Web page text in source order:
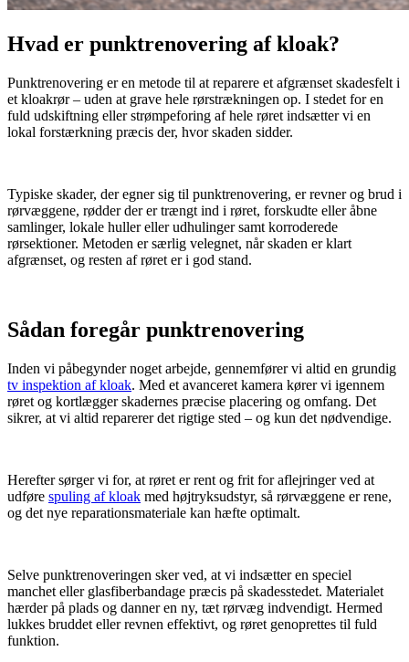
Hvad er punktrenovering af kloak?
Punktrenovering er en metode til at reparere et afgrænset skadesfelt i
et kloakrør – uden at grave hele rørstrækningen op. I stedet for en
fuld udskiftning eller strømpeforing af hele røret indsætter vi en
lokal forstærkning præcis der, hvor skaden sidder.
Typiske skader, der egner sig til punktrenovering, er revner og brud i
rørvæggene, rødder der er trængt ind i røret, forskudte eller åbne
samlinger, lokale huller eller udhulinger samt korroderede
rørsektioner. Metoden er særlig velegnet, når skaden er klart
afgrænset, og resten af røret er i god stand.
Sådan foregår punktrenovering
Inden vi påbegynder noget arbejde, gennemfører vi altid en grundig
tv inspektion af kloak. Med et avanceret kamera kører vi igennem
røret og kortlægger skadernes præcise placering og omfang. Det
sikrer, at vi altid reparerer det rigtige sted – og kun det nødvendige.
Herefter sørger vi for, at røret er rent og frit for aflejringer ved at
udføre spuling af kloak med højtryksudstyr, så rørvæggene er rene,
og det nye reparationsmateriale kan hæfte optimalt.
Selve punktrenoveringen sker ved, at vi indsætter en speciel
manchet eller glasfiberbandage præcis på skadesstedet. Materialet
hærder på plads og danner en ny, tæt rørvæg indvendigt. Hermed
lukkes bruddet eller revnen effektivt, og røret genoprettes til fuld
funktion.